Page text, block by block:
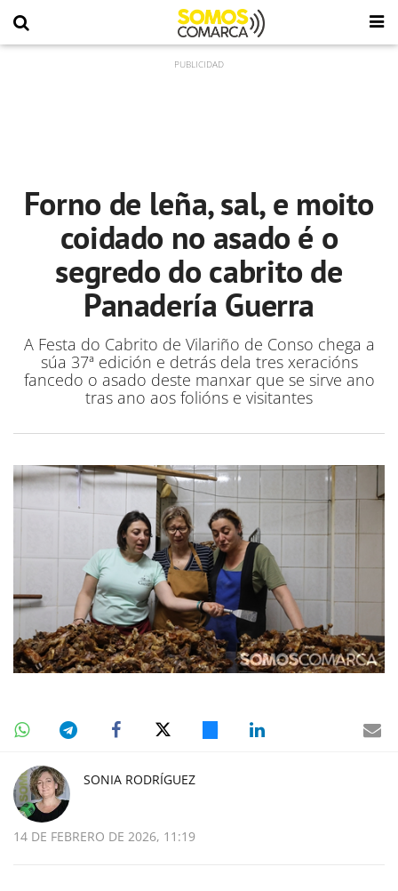
Forno de leña, sal, e moito
coidado no asado é o
segredo do cabrito de
Panadería Guerra
A Festa do Cabrito de Vilariño de Conso chega a
súa 37ª edición e detrás dela tres xeracións
fancedo o asado deste manxar que se sirve ano
tras ano aos folións e visitantes
SONIA RODRÍGUEZ
14 DE FEBRERO DE 2026, 11:19